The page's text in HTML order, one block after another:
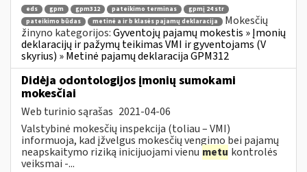
eds gpm gpm312 pateikimo terminas
gpmį 24 str
pateikimo būdas
metinė a ir b klasės pajamų deklaracija
Mokesčių
žinyno kategorijos:Gyventojų pajamų mokestis » Įmonių
deklaracijų ir pažymų teikimas VMI ir gyventojams (V
skyrius) » Metinė pajamų deklaracija GPM312
Didėja odontologijos įmonių sumokami
mokesčiai
Web turinio sąrašas 2021-04-06
Valstybinė mokesčių inspekcija (toliau – VMI)
informuoja, kad įžvelgus mokesčių vengimo bei pajamų
neapskaitymo riziką inicijuojami vienu metu kontrolės
veiksmai -...